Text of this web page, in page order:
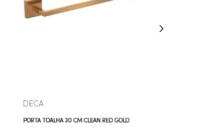
COMPRAR AGORA
DECA
PORTA TOALHA 30 CM CLEAN RED GOLD